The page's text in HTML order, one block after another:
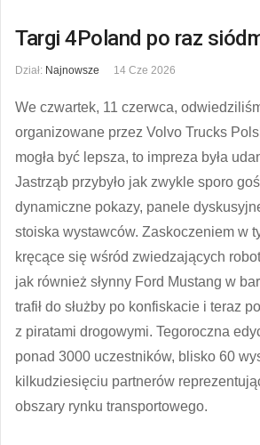
Targi 4Poland po raz
Dział: Najnowsze 14 Cze 2026
We czwartek, 11 czerwca,
organizowane przez Volvo Trucks
mogła być lepsza, to impreza była
Jastrząb przybyło jak zwykle sporo
dynamiczne pokazy, panele
stoiska wystawców. Zaskoczeniem w
kręcące się wśród zwiedzających
jak również słynny Ford Mustang w
trafił do służby po konfiskacie i teraz
z piratami drogowymi. Tegoroczna
ponad 3000 uczestników, blisko 60
kilkudziesięciu partnerów
obszary rynku transportowego.